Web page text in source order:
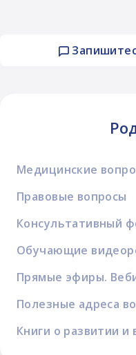
Медицинские
Правовые вопросы
Консультативный
Обучающие
Прямые эфиры.
Полезные адреса
Книги о развитии и